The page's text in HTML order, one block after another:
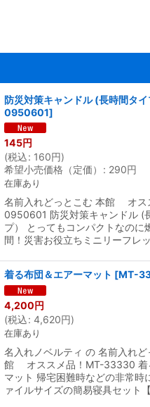
防災対策キャンドル (長時間タイ
0950601]
145円
(税込: 160円)
希望小売価格（定価）
: 290円
在庫あり
名前入れどっとこむ 本館 オス
0950601 防災対策キャンドル (
プ） とってもコンパクトなのに
間！災害お役立ちミニリーフレ
着る布団＆エアーマット [MT-
4,200円
(税込: 4,620円)
在庫あり
名入れノベルティ の 名前入れ
館 オススメ品！MT-33330 着
マット 帰宅困難時などの非常時
ァイルサイズの簡易寝具セット